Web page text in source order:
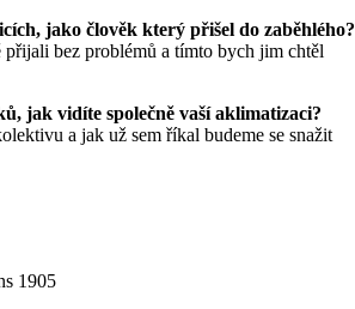
jako člověk který přišel do zaběhlého?
bez problémů a tímto bych jim chtěl
jak vidíte společně vaší aklimatizaci?
a jak už sem říkal budeme se snažit
1905